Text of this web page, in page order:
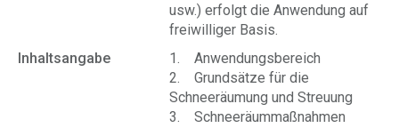
usw.) erfolgt die Anwendung auf
freiwilliger Basis.
Inhaltsangabe
1. Anwendungsbereich
2. Grundsätze für die
Schneeräumung und Streuung
3. Schneeräummaßnahmen